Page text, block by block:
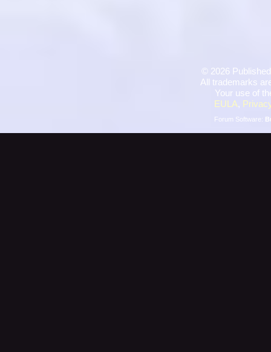
© 2026
All trademarks
Your use of
EULA,
Forum Software: